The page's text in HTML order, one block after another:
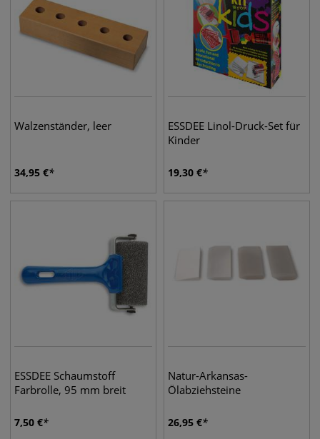
Walzenständer, leer
34,95 €
ESSDEE Linol-Druck-Set für
Kinder
19,30 €
ESSDEE Schaumstoff
Farbrolle, 95 mm breit
7,50 €
Natur-Arkansas-
Ölabziehsteine
26,95 €